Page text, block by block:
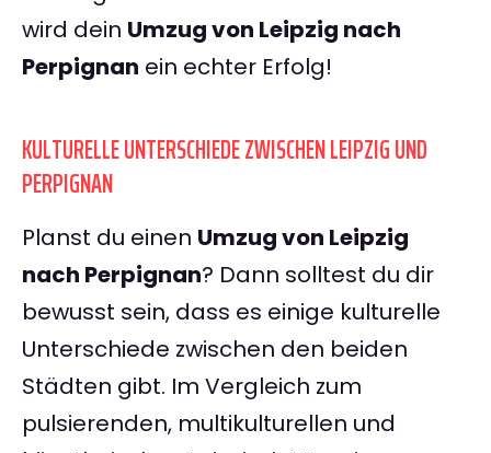
wird dein Umzug von Leipzig nach
Perpignan ein echter Erfolg!
KULTURELLE UNTERSCHIEDE ZWISCHEN LEIPZIG UND
PERPIGNAN
Planst du einen Umzug von Leipzig
nach Perpignan? Dann solltest du dir
bewusst sein, dass es einige kulturelle
Unterschiede zwischen den beiden
Städten gibt. Im Vergleich zum
pulsierenden, multikulturellen und